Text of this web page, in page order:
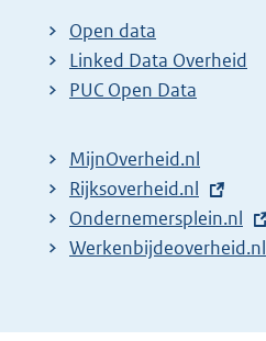
t
e
r
l
i
n
k
Open data
Linked Data Overheid
PUC Open Data
MijnOverheid.nl
E
x
t
n
Rijksoverheid.nl
E
x
r
Ondernemersplein.nl
E
e
Werkenbijdeoverheid.nl